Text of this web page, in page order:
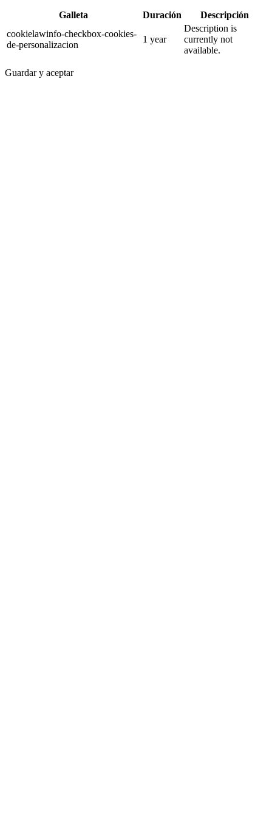
Galleta Duración
Descripción
cookielawinfo-checkbox-cookies-
de-personalizacion
1 year
Description is
currently not
available.
Guardar y aceptar